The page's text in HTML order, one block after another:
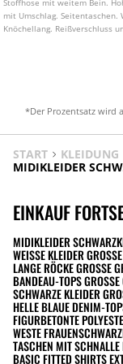
Stoffhose mit weitem Bein.
mit Umschlag. Seitentaschen.
Knöchellang. Reißverschluss
*Der Prozentsatz wird
START KLEIDUNG
MIDIKLEIDER
EINKAUF
MIDIKLEIDER SCHWARZ
WEISSE KLEIDER GROSSE
LANGE RÖCKE GROSSE
BANDEAU-TOPS GROSSE
SCHWARZE KLEIDER
HELLE BLAUE DENIM-
FIGURBETONTE
WESTE FRAUEN
TASCHEN MIT SCHNALLE
BASIC FITTED SHIRTS